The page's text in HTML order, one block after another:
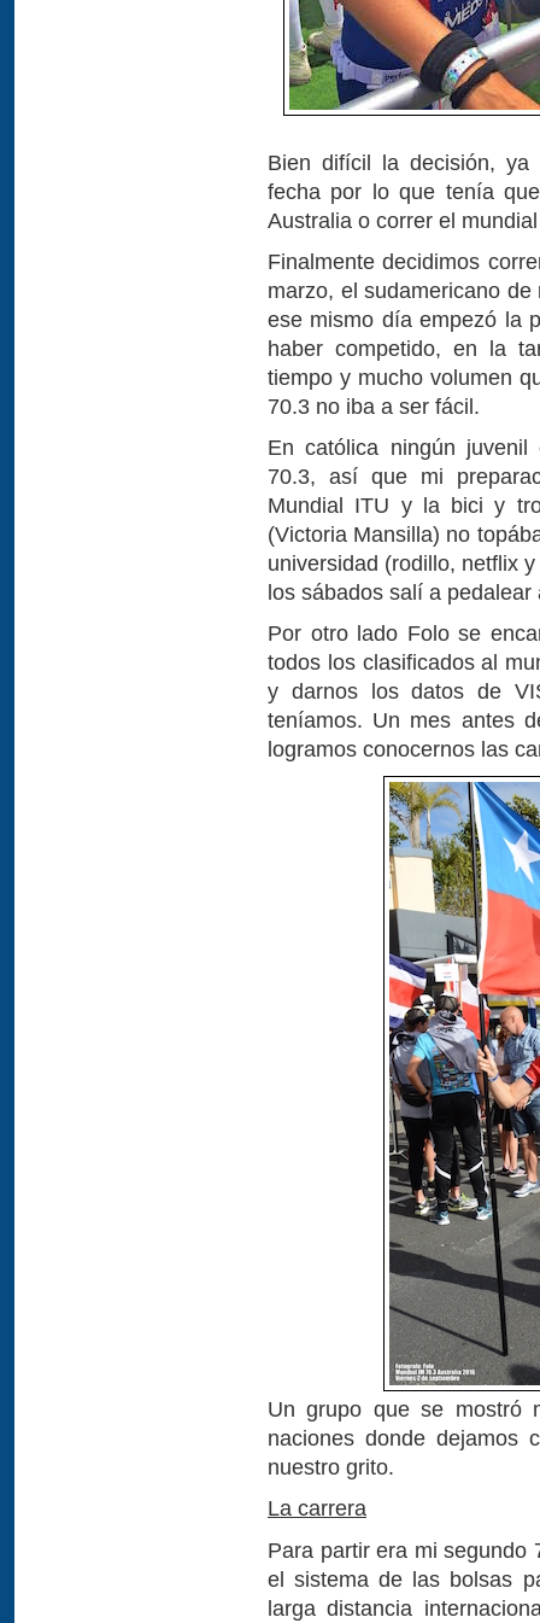
Bien difícil la decisión,
fecha por lo que tenía
Australia o correr el
Finalmente decidimos
marzo, el sudamericano
ese mismo día empezó la
haber competido, en la
tiempo y mucho volumen
70.3 no iba a ser fácil.
En católica ningún
70.3, así que mi
Mundial ITU y la bici y
(Victoria Mansilla) no
universidad (rodillo, netflix
los sábados salí a pedalear
Por otro lado Folo se
todos los clasificados al
y darnos los datos de
teníamos. Un mes antes
logramos conocernos las
Un grupo que se mostró
naciones donde
nuestro grito.
La carrera
Para partir era mi segundo
el sistema de las bolsas
larga distancia